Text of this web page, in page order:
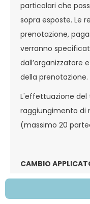
particolari che
sopra esposte. Le
prenotazione,
verranno
dall’organizzatore
della prenotazione.
L'effettuazione del
raggiungimento di
(massimo 20
CAMBIO
USD = 0,848 Euro
Si fa presente che